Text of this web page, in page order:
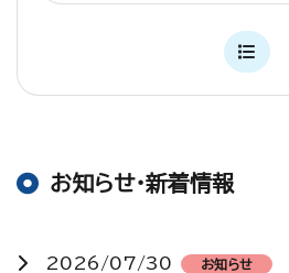
お知らせ・新着情報
2026/07/30 お知らせ